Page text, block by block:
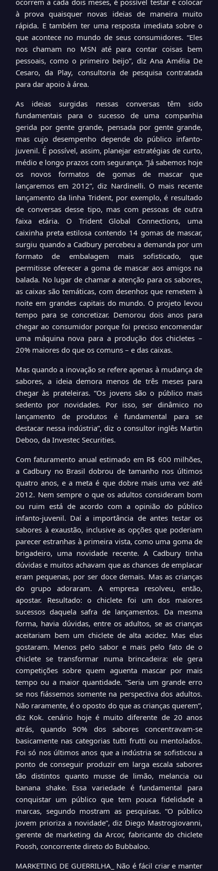
ocorrem a cada dois meses, é possível testar e colocar
à prova quaisquer novas ideias de maneira muito
rápida. E também ter uma resposta imediata sobre o
que acontece no mundo de seus consumidores. “Eles
nos chamam no MSN até para contar coisas bem
pessoais, como o primeiro beijo”, diz Ana Amélia De
Cesaro, da Play, consultoria de pesquisa contratada
para dar apoio à área.
As ideias surgidas nessas conversas têm sido
fundamentais para o sucesso de uma companhia
gerida por gente grande, pensada por gente grande,
mas cujo desempenho depende do público infanto-
juvenil. É possível, assim, planejar estratégias de curto,
médio e longo prazos com segurança. “Já sabemos hoje
os novos formatos de gomas de mascar que
lançaremos em 2012”, diz Nardinelli. O mais recente
lançamento da linha Trident, por exemplo, é resultado
de conversas desse tipo, mas com pessoas de outra
faixa etária. O Trident Global Connections, uma
caixinha preta estilosa contendo 14 gomas de mascar,
surgiu quando a Cadbury percebeu a demanda por um
formato de embalagem mais sofisticado, que
permitisse oferecer a goma de mascar aos amigos na
balada. No lugar de chamar a atenção para os sabores,
as caixas são temáticas, com desenhos que remetem à
noite em grandes capitais do mundo. O projeto levou
tempo para se concretizar. Demorou dois anos para
chegar ao consumidor porque foi preciso encomendar
uma máquina nova para a produção dos chicletes –
20% maiores do que os comuns – e das caixas.
Mas quando a inovação se refere apenas à mudança de
sabores, a ideia demora menos de três meses para
chegar às prateleiras. “Os jovens são o público mais
sedento por novidades. Por isso, ser dinâmico no
lançamento de produtos é fundamental para se
destacar nessa indústria”, diz o consultor inglês Martin
Deboo, da Investec Securities.
Com faturamento anual estimado em R$ 600 milhões,
a Cadbury no Brasil dobrou de tamanho nos últimos
quatro anos, e a meta é que dobre mais uma vez até
2012. Nem sempre o que os adultos consideram bom
ou ruim está de acordo com a opinião do público
infanto-juvenil. Daí a importância de antes testar os
sabores à exaustão, inclusive as opções que poderiam
parecer estranhas à primeira vista, como uma goma de
brigadeiro, uma novidade recente. A Cadbury tinha
dúvidas e muitos achavam que as chances de emplacar
eram pequenas, por ser doce demais. Mas as crianças
do grupo adoraram. A empresa resolveu, então,
apostar. Resultado: o chiclete foi um dos maiores
sucessos daquela safra de lançamentos. Da mesma
forma, havia dúvidas, entre os adultos, se as crianças
aceitariam bem um chiclete de alta acidez. Mas elas
gostaram. Menos pelo sabor e mais pelo fato de o
chiclete se transformar numa brincadeira: ele gera
competições sobre quem aguenta mascar por mais
tempo ou a maior quantidade. “Seria um grande erro
se nos fiássemos somente na perspectiva dos adultos.
Não raramente, é o oposto do que as crianças querem”,
diz Kok.cenário hoje é muito diferente de 20 anos
atrás, quando 90% dos sabores concentravam-se
basicamente nas categorias tutti frutti ou mentolados.
Foi só nos últimos anos que a indústria se sofisticou a
ponto de conseguir produzir em larga escala sabores
tão distintos quanto musse de limão, melancia ou
banana shake. Essa variedade é fundamental para
conquistar um público que tem pouca fidelidade a
marcas, segundo mostram as pesquisas. “O público
jovem prioriza a novidade”, diz Diego Mastrogiovanni,
gerente de marketing da Arcor, fabricante do chiclete
Poosh, concorrente direto do Bubbaloo.
MARKETING DE GUERRILHA_ Não é fácil criar e manter